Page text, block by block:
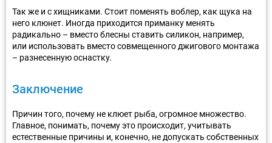
Так же и с хищниками. Стоит поменять воблер, как щука на
него клюнет. Иногда приходится приманку менять
радикально – вместо блесны ставить силикон, например,
или использовать вместо совмещенного джигового монтажа
– разнесенную оснастку.
Заключение
Причин того, почему не клюет рыба, огромное множество.
Главное, понимать, почему это происходит, учитывать
естественные причины и, конечно, не допускать собственных